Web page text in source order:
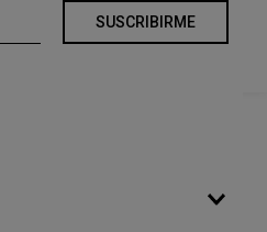
SUSCRIBIRME